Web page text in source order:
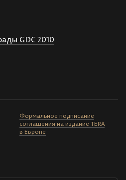
GDC 2010
Формальное подписание
соглашения на издание TERA
в Европе